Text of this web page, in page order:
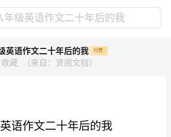
年级英语作文二十年后的我
英语作文二十年后的我 付费
收藏 （来自 ： 贤阅文档）